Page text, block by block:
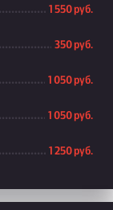
1 550 руб.
350 руб.
1 050 руб.
1 050 руб.
1 250 руб.